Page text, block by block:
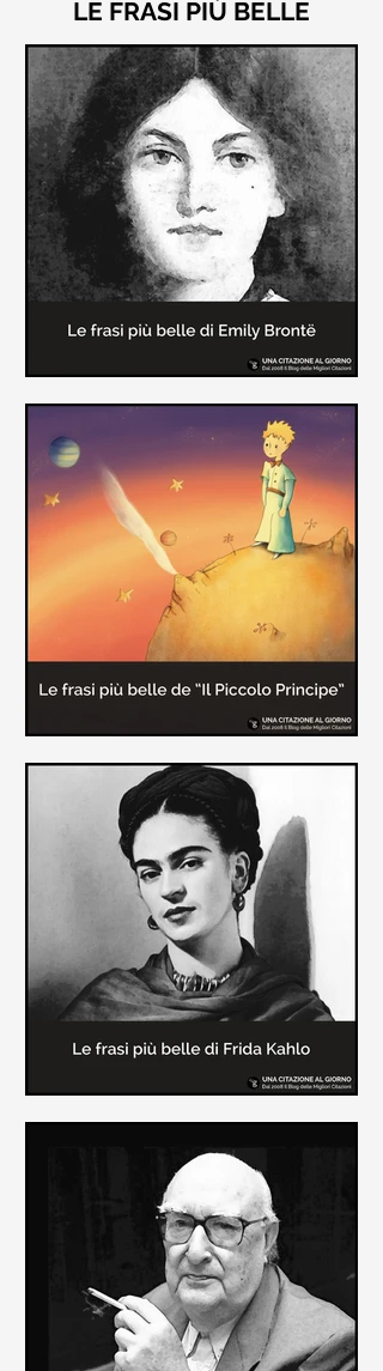
LE FRASI PIÙ BELLE
Le frasi più belle di "Cime
Tempestose" di Emily Brontë
"Cime Tempestose" rimane l'unico
romanzo scritto da Emily Brontë
causa la tubercolosi che le tolse la
vita ad appena 30 anni (...)
Le frasi più belle de "Il piccolo
principe" di Antoine de Saint-
Exupèry
Raccolta delle frasi più belle del
Piccolo Principe che trasmettono il
messaggio più significativo: le cose
più importanti della vita (...)
In questa pagina sono raccolte le
frasi più belle di Frida Kahlo
sull'amore e sulla vita.